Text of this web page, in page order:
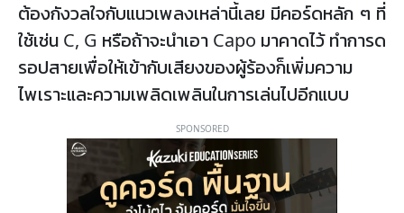
ต้องกังวลใจกับแนวเพลงเหล่านี้เลย มีคอร์ดหลัก ๆ ที่
ใช้เช่น C, G หรือถ้าจะนำเอา Capo มาคาดไว้ ทำการด
รอปสายเพื่อให้เข้ากับเสียงของผู้ร้องก็เพิ่มความ
ไพเราะและความเพลิดเพลินในการเล่นไปอีกแบบ
SPONSORED